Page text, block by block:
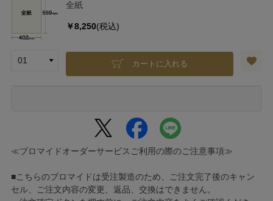
全紙
￥8,250(税込)
カートに入れる
≪ブロマイドオーダーサービスご利用の際のご注意事項≫
■こちらのブロマイドは受注製造のため、ご注文完了後のキャン
セル、ご注文内容の変更、返品、交換はできません。